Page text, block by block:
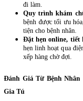
đi làm.
Quy trình khám
bệnh được tối ưu
tiện cho bệnh nhân.
Đặt hẹn online, tiết
hẹn linh hoạt qua
xếp hàng chờ đợi.
Đánh Giá Từ Bệnh Nhân
Gia Tú